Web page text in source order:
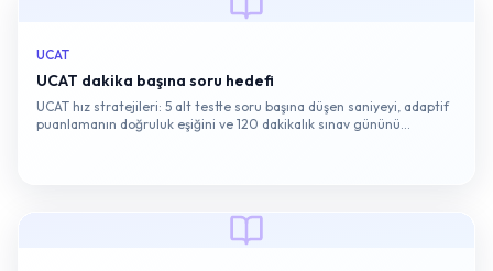
UCAT
UCAT dakika başına soru hedefi
UCAT hız stratejileri: 5 alt testte soru başına düşen saniyeyi, adaptif
puanlamanın doğruluk eşiğini ve 120 dakikalık sınav gününü